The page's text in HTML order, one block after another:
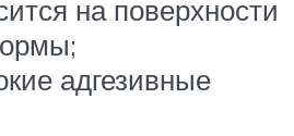
на поверхности
адгезивные